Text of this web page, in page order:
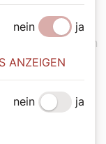
einer
Mittlerweile
-männer gegen
stammen von
nein ja
ANZEIGEN
nein ja